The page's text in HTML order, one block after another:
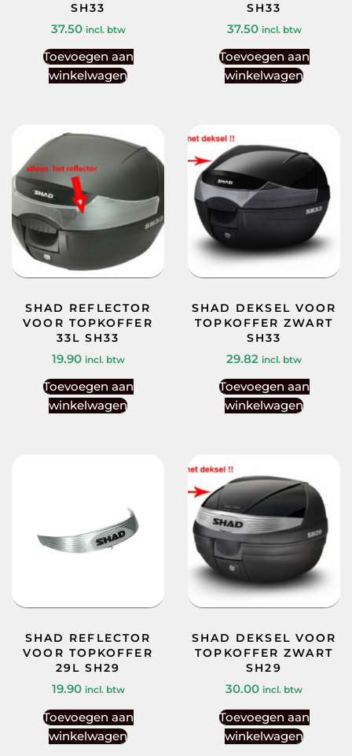
SH33
37.50 incl. btw
Toevoegen aan
winkelwagen
SH33
37.50 incl. btw
Toevoegen aan
winkelwagen
SHAD REFLECTOR
VOOR TOPKOFFER
33L SH33
19.90 incl. btw
Toevoegen aan
winkelwagen
SHAD DEKSEL VOOR
TOPKOFFER ZWART
SH33
29.82 incl. btw
Toevoegen aan
winkelwagen
SHAD REFLECTOR
VOOR TOPKOFFER
29L SH29
19.90 incl. btw
Toevoegen aan
winkelwagen
SHAD DEKSEL VOOR
TOPKOFFER ZWART
SH29
30.00 incl. btw
Toevoegen aan
winkelwagen